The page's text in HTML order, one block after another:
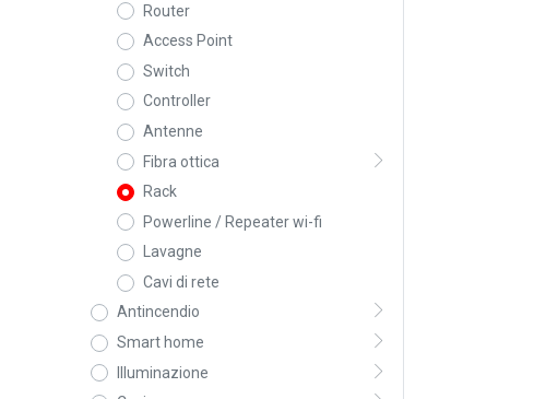
Router
Access Point
Switch
Controller
Antenne
Fibra ottica
Rack
Powerline / Repeater wi-fi
Lavagne
Cavi di rete
Antincendio
Smart home
Illuminazione